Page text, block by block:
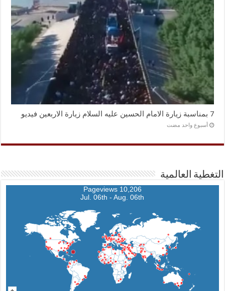
7 بمناسبة زيارة الامام الحسين عليه السلام زيارة الاربعين فيديو
‏أسبوع واحد مضت
التغطية العالمية
10,206 Pageviews
Jul. 06th - Aug. 06th